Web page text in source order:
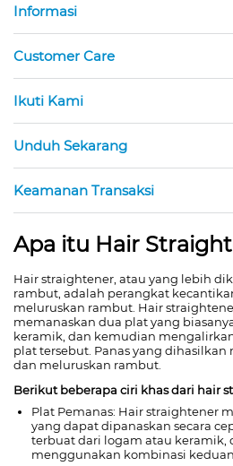
Informasi
Customer Care
Ikuti Kami
Unduh Sekarang
Keamanan Transaksi
Apa itu Hair
Hair straightener, atau yang lebih
rambut, adalah perangkat
meluruskan rambut. Hair
memanaskan dua plat yang
keramik, dan kemudian
plat tersebut. Panas yang
dan meluruskan rambut.
Berikut beberapa ciri khas dari hair
Plat Pemanas: Hair straightener
yang dapat dipanaskan secara
terbuat dari logam atau keramik,
menggunakan kombinasi